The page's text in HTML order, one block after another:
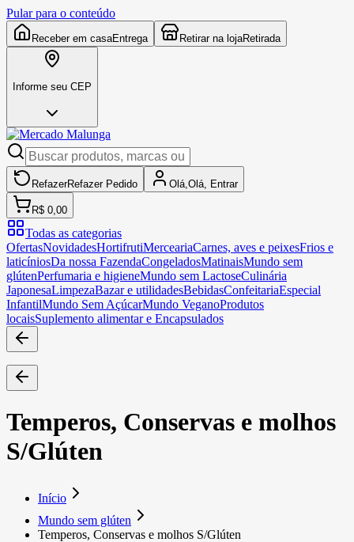
Pular para o conteúdo
Receber em casaEntrega Retirar na lojaRetirada
Informe seu CEP
RefazerRefazer Pedido Olá, Olá, Entrar
R$ 0,00
Todas as categorias
OfertasNovidadesHortifrutiMerceariaCarnes, aves e peixesFrios e
laticíniosDa nossa FazendaCongeladosMatinaisMundo sem
glútenPerfumaria e higieneMundo sem LactoseCulinária
JaponesaLimpezaBazar e utilidadesBebidasConfeitariaEspecial
InfantilMundo Sem AçúcarMundo VeganoProdutos
locaisSuplemento alimentar e Encapsulados
Temperos, Conservas e molhos
S/Glúten
Início
Mundo sem glúten
Temperos, Conservas e molhos S/Glúten